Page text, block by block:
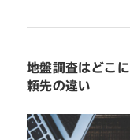
地盤調査はどこ
頼先の違い